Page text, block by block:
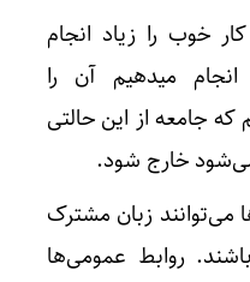
خوب را زیاد انجام
میدهیم آن را
جامعه از این حالتی
خارج شود‌.
می‌توانند زبان مشترک
روابط عمومی‌ها